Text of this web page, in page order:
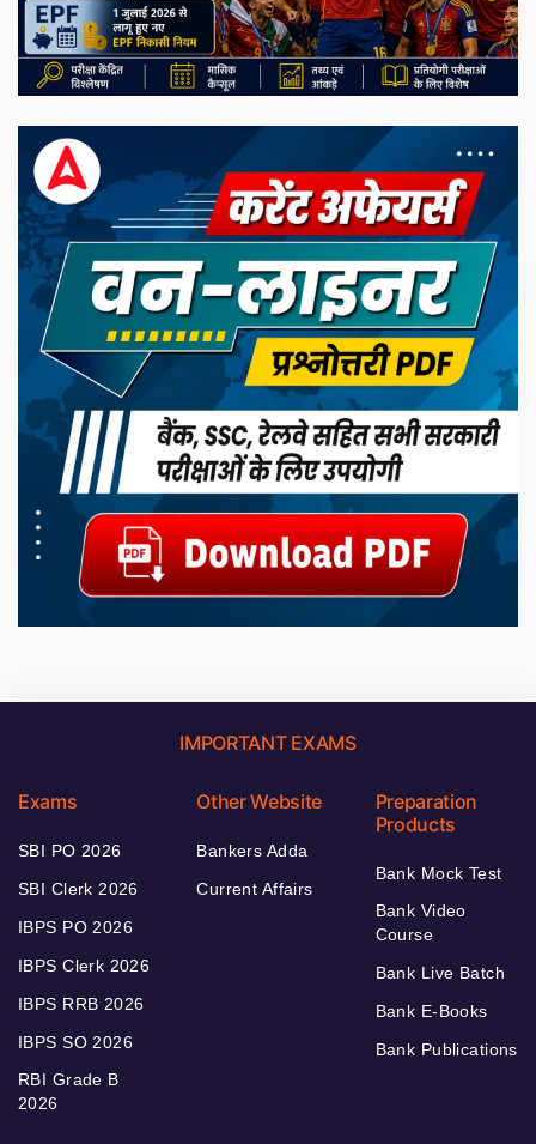
IMPORTANT EXAMS
Exams
SBI PO 2026
SBI Clerk 2026
IBPS PO 2026
IBPS Clerk 2026
IBPS RRB 2026
IBPS SO 2026
RBI Grade B
2026
Other Website
Bankers Adda
Current Affairs
Preparation
Products
Bank Mock Test
Bank Video
Course
Bank Live Batch
Bank E-Books
Bank Publications